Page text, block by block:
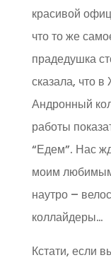
красивой
что то же
прадедушка
сказала, что
Андронный
работы
“Едем”. Нас
моим
наутро –
коллайдеры…
Кстати, если